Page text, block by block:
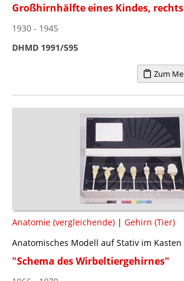
Großhirnhälfte eines Kindes, rechts
1930 - 1945
DHMD 1991/595
Zum
Anatomie (vergleichende) | Gehirn (Tier)
Anatomisches Modell auf Stativ im
"Schema des Wirbeltiergehirnes"